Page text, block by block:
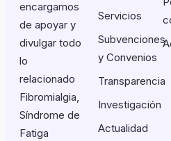
encargamos
de apoyar y
divulgar todo
lo
relacionado
Fibromialgia,
Síndrome de
Fatiga
Servicios
Subvenciones
y Convenios
Transparencia
Investigación
Actualidad